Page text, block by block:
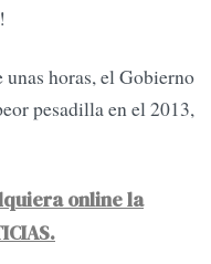
unas horas, el Gobierno
pesadilla en el 2013,
online la